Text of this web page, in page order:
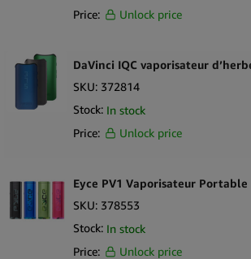
Price:
Unlock price
DaVinci IQC vaporisateur
SKU: 372814
Stock: In stock
Price:
Unlock price
Eyce PV1 Vaporisateur Portable
SKU: 378553
Stock: In stock
Price:
Unlock price